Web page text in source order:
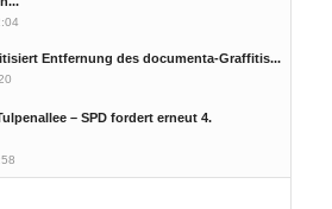
Entfernung des documenta-Graffitis...
– SPD fordert erneut 4.